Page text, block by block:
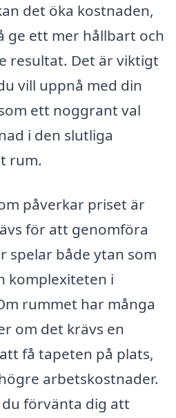
det öka kostnaden,
ge ett mer hållbart och
resultat. Det är viktigt
vill uppnå med din
ett noggrant val
i den slutliga
rum.
påverkar priset är
för att genomföra
spelar både ytan som
komplexiteten i
rummet har många
om det krävs en
få tapeten på plats,
arbetskostnader.
förvänta dig att